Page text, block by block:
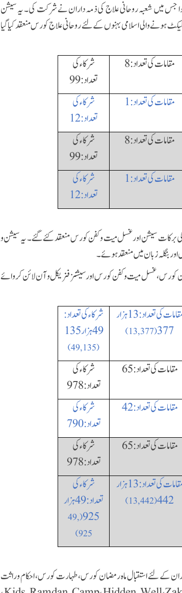
جس میں شعبہ روحانی علاج کی ذمہ داران نے شرکت کی۔ یہ سیشن
ہونے والی اسلامی بہنوں کے لئےروحانی علاج کورس منعقد کیا گیا
مقامات کی تعداد:8
شرکاء کی
تعداد:99
مقامات کی تعداد:1
شرکاء کی
تعداد:12
مقامات کی تعداد:8
شرکاء کی
تعداد:99
مقامات کی تعداد:1
شرکاء کی
تعداد:12
کی برکات سیشن اورغسل میت و کفن کورس منعقد کئے گئے۔ یہ سیشن و
بنگلہ زبان میں منعقد ہوئے۔
کورس ،غسل میت و کفن کورس اور سیشنز فزیکل و آن لائن کروائے
کی تعداد:
13 ہزار
377
(
13, 377
)
شرکاء کی تعداد:
49 ہزار 135
(
49, 135
)
مقامات کی تعداد:65
شرکاء کی
تعداد: 978
مقامات کی تعداد:42
شرکاء کی
تعداد:790
مقامات کی تعداد:65
شرکاء کی
تعداد:978
مقامات کی تعداد: 13 ہزار
442
(
13, 442
)
شرکاء کی
تعداد:49 ہزار
925
(
49,
925
)
ذمہ داران کے لئے استقبال ماہ رمضان کورس، طہارت کورس، احکام وراثت